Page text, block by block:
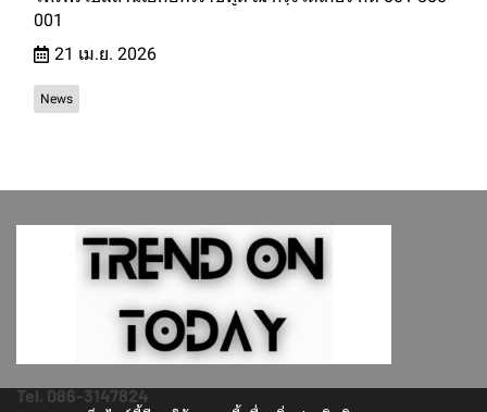
001
21 เม.ย. 2026
News
Tel. 086-3147824